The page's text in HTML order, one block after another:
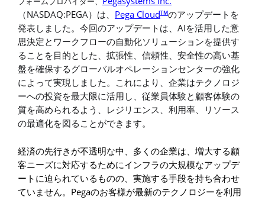
（NASDAQ:PEGA）は、 Pega CloudTMのアップデートを
発表しました。今回のアップデートは、 AIを活用した意
思決定とワークフローの自動化ソリューションを提供す
ることを目的とした、拡張性、信頼性、安全性の高い基
盤を確保するグローバルオペレーションセンターの強化
によって実現しました。これにより、企業はテクノロジ
ーへの投資を最大限に活用し、従業員体験と顧客体験の
質を高められるよう、レジリエンス、利用率、リソース
の最適化を図ることができます。
経済の先行きが不透明な中、多くの企業は、増大する顧
客ニーズに対応するためにインフラの大規模なアップデ
ートに迫られているものの、実施する手段を持ち合わせ
ていません。 Pegaのお客様が最新のテクノロジーを利用